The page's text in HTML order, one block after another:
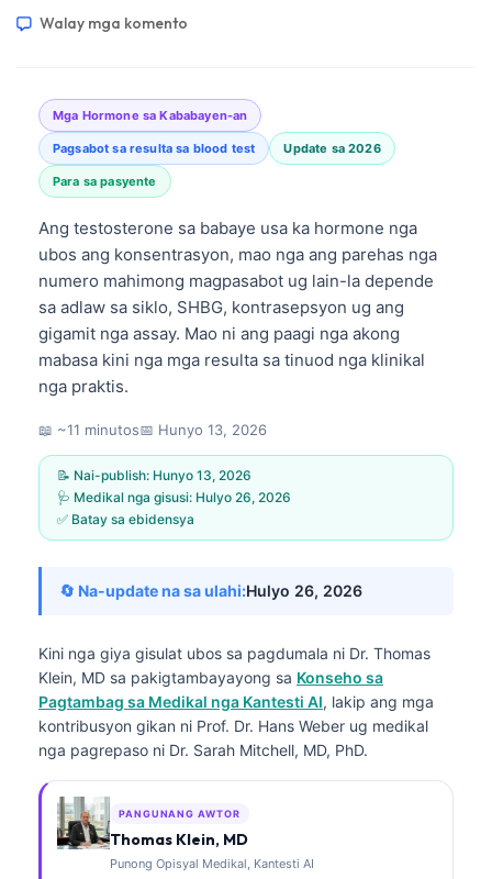
Walay mga komento
Mga Hormone sa Kababayen-an
Pagsabot sa resulta sa blood test Update sa 2026
Para sa pasyente
Ang testosterone sa babaye usa ka hormone nga
ubos ang konsentrasyon, mao nga ang parehas nga
numero mahimong magpasabot ug lain-la depende
sa adlaw sa siklo, SHBG, kontrasepsyon ug ang
gigamit nga assay. Mao ni ang paagi nga akong
mabasa kini nga mga resulta sa tinuod nga klinikal
nga praktis.
📖 ~11 minutos📅 Hunyo 13, 2026
📝 Nai-publish: Hunyo 13, 2026
🩺 Medikal nga gisusi: Hulyo 26, 2026
✅ Batay sa ebidensya
🔄 Na-update na sa ulahi:Hulyo 26, 2026
Kini nga giya gisulat ubos sa pagdumala ni Dr. Thomas
Klein, MD sa pakigtambayayong sa Konseho sa
Pagtambag sa Medikal nga Kantesti AI, lakip ang mga
kontribusyon gikan ni Prof. Dr. Hans Weber ug medikal
nga pagrepaso ni Dr. Sarah Mitchell, MD, PhD.
PANGUNANG AWTOR
Thomas Klein, MD
Punong Opisyal Medikal, Kantesti AI